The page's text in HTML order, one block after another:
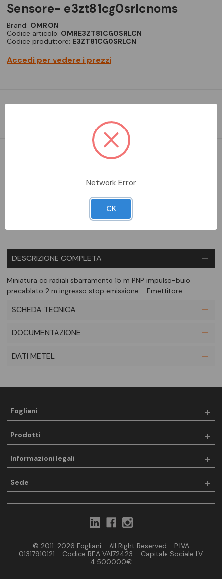
sensore- e3zt81cg0srlcnoms
Brand: OMRON
Codice articolo: OMRE3ZT81CG0SRLCN
Codice produttore: E3ZT81CG0SRLCN
Accedi per vedere i prezzi
precablato 2 m ingresso stop emissione - Emettitore
DESCRIZIONE COMPLETA
Miniatura cc radiali sbarramento 15 m PNP impulso-buio
precablato 2 m ingresso stop emissione - Emettitore
SCHEDA TECNICA
DOCUMENTAZIONE
DATI METEL
Fogliani
Prodotti
Informazioni legali
Sede
© 2011-2026 Fogliani - All Right Reserved - P.IVA
01317910121 - Codice REA VA172423 - Capitale Sociale I.V.
4.500.000€
Network Error
OK